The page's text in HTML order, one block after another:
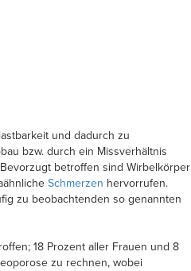
und dadurch zu
bzw. durch ein Missverhältnis
betroffen sind Wirbelkörper
Schmerzen hervorrufen.
zu beobachtenden so genannten
18 Prozent aller Frauen und 8
zu rechnen, wobei